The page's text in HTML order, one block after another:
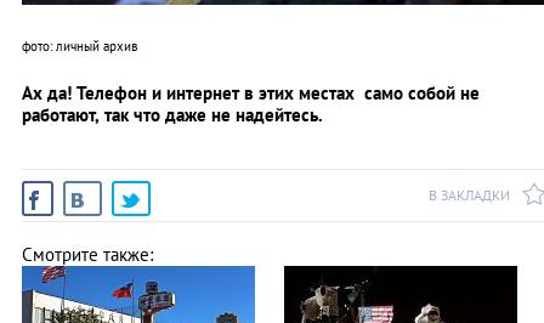
фото: личный архив
Ах да! Телефон и интернет в этих местах само собой не
работают, так что даже не надейтесь.
В ЗАКЛАДКИ
Смотрите также: